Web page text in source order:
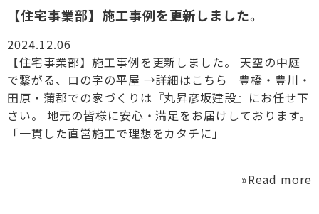
【住宅事業部】施工事例を更新しました。
2024.12.06
【住宅事業部】施工事例を更新しました。 天空の中庭
で繋がる、ロの字の平屋 →詳細はこちら 豊橋・豊川・
田原・蒲郡での家づくりは『丸昇彦坂建設』にお任せ下
さい。 地元の皆様に安心・満足をお届けしております。
「一貫した直営施工で理想をカタチに」
»Read more